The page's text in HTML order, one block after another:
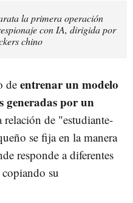
la primera operación
con IA, dirigida por
chino
de entrenar un modelo
generadas por un
relación de "estudiante-
se fija en la manera
responde a diferentes
su